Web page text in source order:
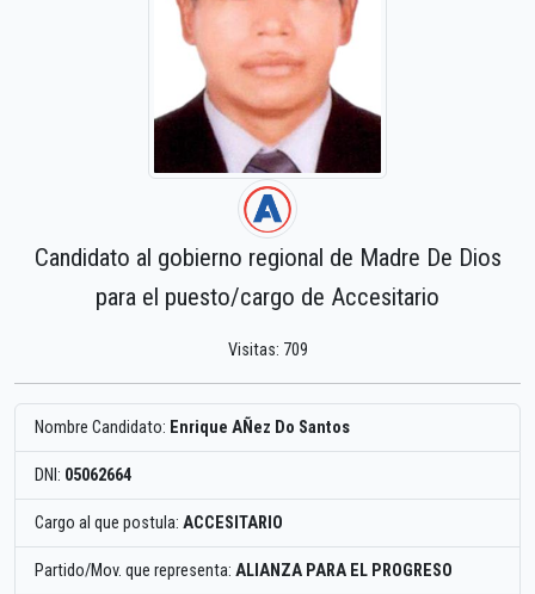
Candidato al gobierno regional de Madre De Dios
para el puesto/cargo de Accesitario
Visitas: 709
Nombre Candidato: Enrique AÑez Do Santos
DNI: 05062664
Cargo al que postula: ACCESITARIO
Partido/Mov. que representa: ALIANZA PARA EL PROGRESO